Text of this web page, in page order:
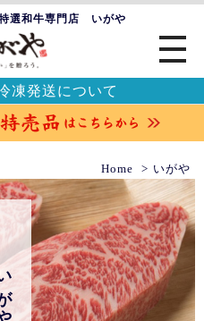
選和牛専門店 いがや
凍発送について
Home いがや
や